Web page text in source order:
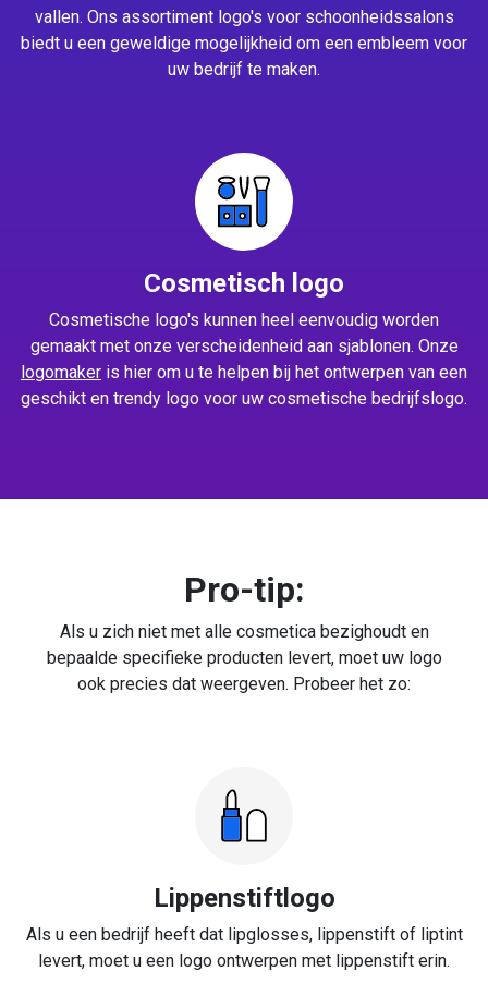
vallen. Ons assortiment logo's voor schoonheidssalons
biedt u een geweldige mogelijkheid om een embleem voor
uw bedrijf te maken.
Cosmetisch logo
Cosmetische logo's kunnen heel eenvoudig worden
gemaakt met onze verscheidenheid aan sjablonen. Onze
logomaker is hier om u te helpen bij het ontwerpen van een
geschikt en trendy logo voor uw cosmetische bedrijfslogo.
Pro-tip:
Als u zich niet met alle cosmetica bezighoudt en
bepaalde specifieke producten levert, moet uw logo
ook precies dat weergeven. Probeer het zo:
Lippenstiftlogo
Als u een bedrijf heeft dat lipglosses, lippenstift of liptint
levert, moet u een logo ontwerpen met lippenstift erin.